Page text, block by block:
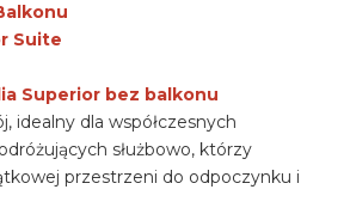
Suite
Superior bez balkonu
idealny dla współczesnych
służbowo, którzy
przestrzeni do odpoczynku i